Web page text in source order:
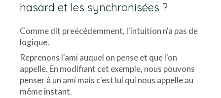
hasard et les synchronisées ?
Comme dit preécédemment, l'intuition n'a pas de
logique.
Reprenons l'ami auquel on pense et que l'on
appelle. En modifiant cet exemple, nous pouvons
penser à un ami mais c'est lui qui nous appelle au
même instant.